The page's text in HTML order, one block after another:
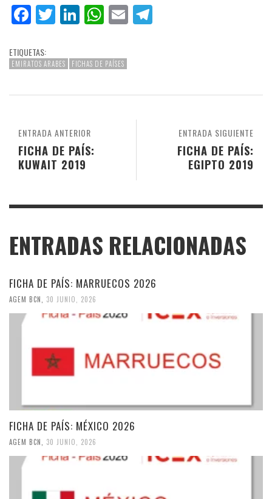
Facebook
Twitter
LinkedIn
WhatsApp
Email
ETIQUETAS:
EMIRATOS ARABES FICHAS DE PAÍSES
ENTRADA SIGUIENTE
FICHA DE PAÍS:
EGIPTO 2019
ENTRADA ANTERIOR
FICHA DE PAÍS:
KUWAIT 2019
ENTRADAS RELACIONADAS
FICHA DE PAÍS: MARRUECOS 2026
AGEM BCN 30 JUNIO, 2026
FICHA DE PAÍS: MÉXICO 2026
AGEM BCN 30 JUNIO, 2026